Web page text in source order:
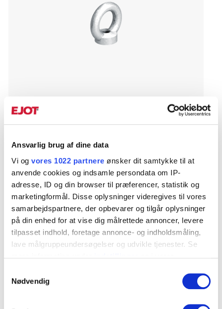
Ansvarlig brug af dine data
Vi og vores 1022 partnere ønsker dit samtykke til at
anvende cookies og indsamle persondata om IP-
adresse, ID og din browser til præferencer, statistik og
marketingformål. Disse oplysninger videregives til vores
samarbejdspartnere, der opbevarer og tilgår oplysninger
på din enhed for at vise dig målrettede annoncer, levere
tilpasset indhold, foretage annonce- og indholdsmåling,
lave målgruppeundersøgelser og udvikle tjenester. Se
tilbage eller ændre indstillinger fra vores
"Cookiedeklaration", eller ved at trykke på "Privacy
Nødvendig
Art. Nr.
9430300501
Indv gevind
M10
Diameter Øje, mm
25
Stål
Korrosionsklasse
C1